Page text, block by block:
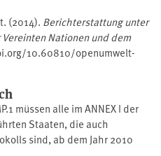
(2014). Berichterstattung unter
Nationen und dem
10.60810/openumwelt-
müssen alle im ANNEX I der
Staaten, die auch
sind, ab dem Jahr 2010